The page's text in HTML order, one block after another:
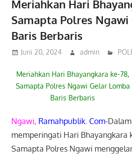
Meriahkan Hari
Samapta Polres
Baris Berbaris
Juni 20, 2024 admin
Meriahkan Hari Bhayangkara ke-78,
Samapta Polres Ngawi Gelar Lomba
Baris Berbaris
Ngawi, Ramahpublik. Com-
memperingati Hari Bhayangkara
Samapta Polres Ngawi